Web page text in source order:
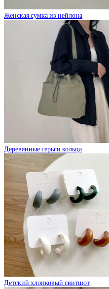
Женская сумка из нейлона
Деревянные серьги кольца
Детский хлопковый свитшот